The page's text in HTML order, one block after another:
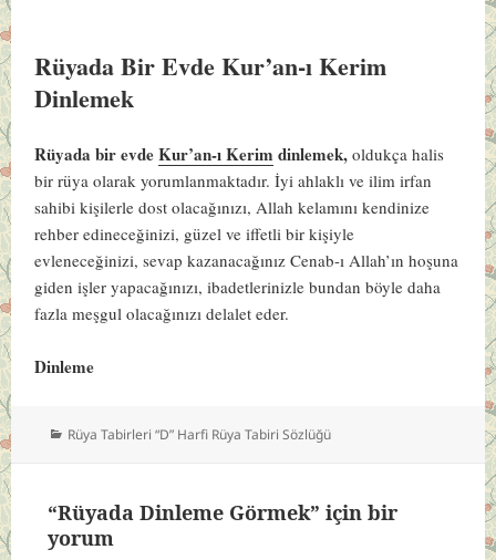
Rüyada Bir Evde Kur’an-ı Kerim
Dinlemek
Rüyada bir evdeKur’an-ı Kerim dinlemek,oldukça halis
bir rüya olarak yorumlanmaktadır. İyi ahlaklı ve ilim irfan
sahibi kişilerle dost olacağınızı, Allah kelamını kendinize
rehber edineceğinizi, güzel ve iffetli bir kişiyle
evleneceğinizi, sevap kazanacağınız Cenab-ı Allah’ın hoşuna
giden işler yapacağınızı, ibadetlerinizle bundan böyle daha
fazla meşgul olacağınızı delalet eder.
Dinleme
Kategoriler
Rüya Tabirleri “D” Harfi Rüya Tabiri Sözlüğü
“Rüyada Dinleme Görmek” için bir
yorum